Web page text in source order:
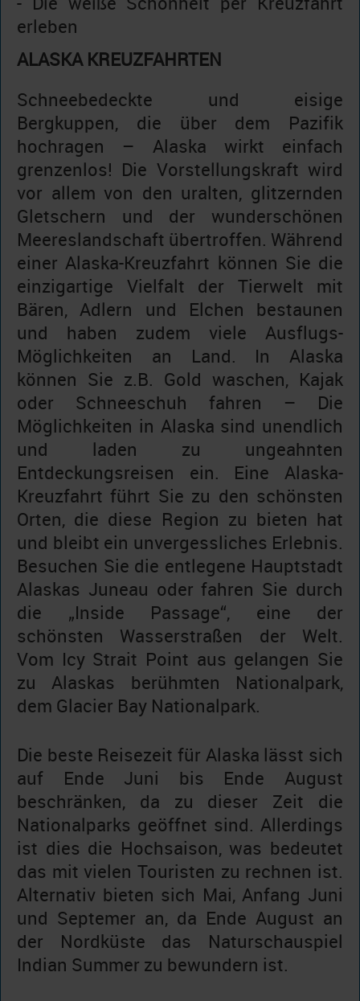
erleben
ALASKA KREUZFAHRTEN
Schneebedeckte und eisige
Bergkuppen, die über dem Pazifik
hochragen – Alaska wirkt einfach
grenzenlos! Die Vorstellungskraft wird
vor allem von den uralten, glitzernden
Gletschern und der wunderschönen
Meereslandschaft übertroffen. Während
einer Alaska-Kreuzfahrt können Sie die
einzigartige Vielfalt der Tierwelt mit
Bären, Adlern und Elchen bestaunen
und haben zudem viele Ausflugs-
Möglichkeiten an Land. In Alaska
können Sie z.B. Gold waschen, Kajak
oder Schneeschuh fahren – Die
Möglichkeiten in Alaska sind unendlich
und laden zu ungeahnten
Entdeckungsreisen ein. Eine Alaska-
Kreuzfahrt führt Sie zu den schönsten
Orten, die diese Region zu bieten hat
und bleibt ein unvergessliches Erlebnis.
Besuchen Sie die entlegene Hauptstadt
Alaskas Juneau oder fahren Sie durch
die „Inside Passage“, eine der
schönsten Wasserstraßen der Welt.
Vom Icy Strait Point aus gelangen Sie
zu Alaskas berühmten Nationalpark,
dem Glacier Bay Nationalpark.
Die beste Reisezeit für Alaska lässt sich
auf Ende Juni bis Ende August
beschränken, da zu dieser Zeit die
Nationalparks geöffnet sind. Allerdings
ist dies die Hochsaison, was bedeutet
das mit vielen Touristen zu rechnen ist.
Alternativ bieten sich Mai, Anfang Juni
und Septemer an, da Ende August an
der Nordküste das Naturschauspiel
Indian Summer zu bewundern ist.